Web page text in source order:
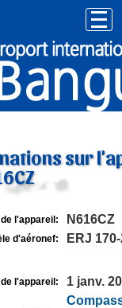
sur
l'appareil: N616CZ
d'aéronef: ERJ
l'appareil: 1 janv.